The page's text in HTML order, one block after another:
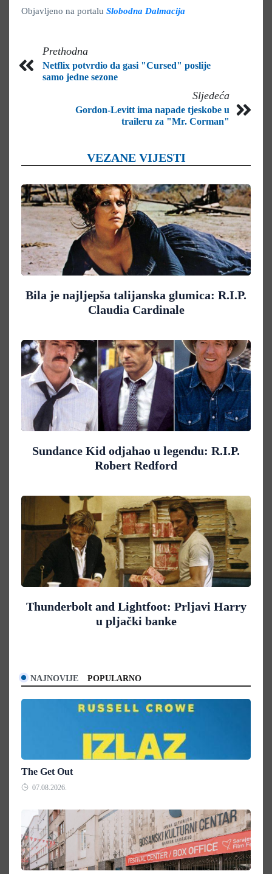
Objavljeno na portalu Slobodna Dalmacija
Prethodna
Netflix potvrdio da gasi "Cursed" poslije
samo jedne sezone
Sljedeća
Gordon-Levitt ima napade tjeskobe u
traileru za "Mr. Corman"
VEZANE VIJESTI
Bila je najljepša talijanska glumica: R.I.P.
Claudia Cardinale
Sundance Kid odjahao u legendu: R.I.P.
Robert Redford
Thunderbolt and Lightfoot: Prljavi Harry
u pljački banke
NAJNOVIJE POPULARNO
The Get Out
07.08.2026.